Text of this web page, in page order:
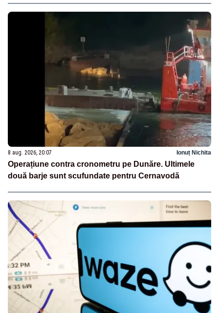
8 aug. 2026, 20:07 Ionuț Nichita
Operațiune contra cronometru pe Dunăre. Ultimele
două barje sunt scufundate pentru Cernavodă